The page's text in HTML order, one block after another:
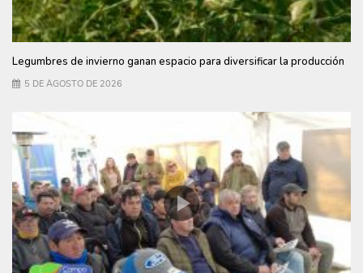
Legumbres de invierno ganan espacio para diversificar la producción
5 DE AGOSTO DE 2026